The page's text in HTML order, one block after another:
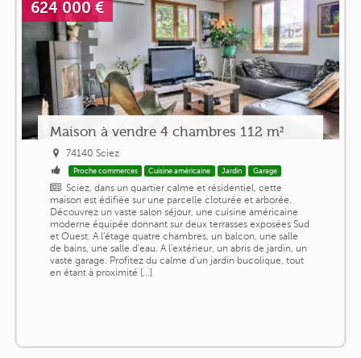
624 000 €
Maison à vendre 4 chambres 112 m²
74140 Sciez
Proche commerces Cuisine américaine Jardin Garage
Sciez, dans un quartier calme et résidentiel, cette
maison est édifiée sur une parcelle cloturée et arborée.
Découvrez un vaste salon séjour, une cuisine américaine
moderne équipée donnant sur deux terrasses exposées Sud
et Ouest. A l'étage quatre chambres, un balcon, une salle
de bains, une salle d'eau. A l'extérieur, un abris de jardin, un
vaste garage. Profitez du calme d'un jardin bucolique, tout
en étant à proximité [...]